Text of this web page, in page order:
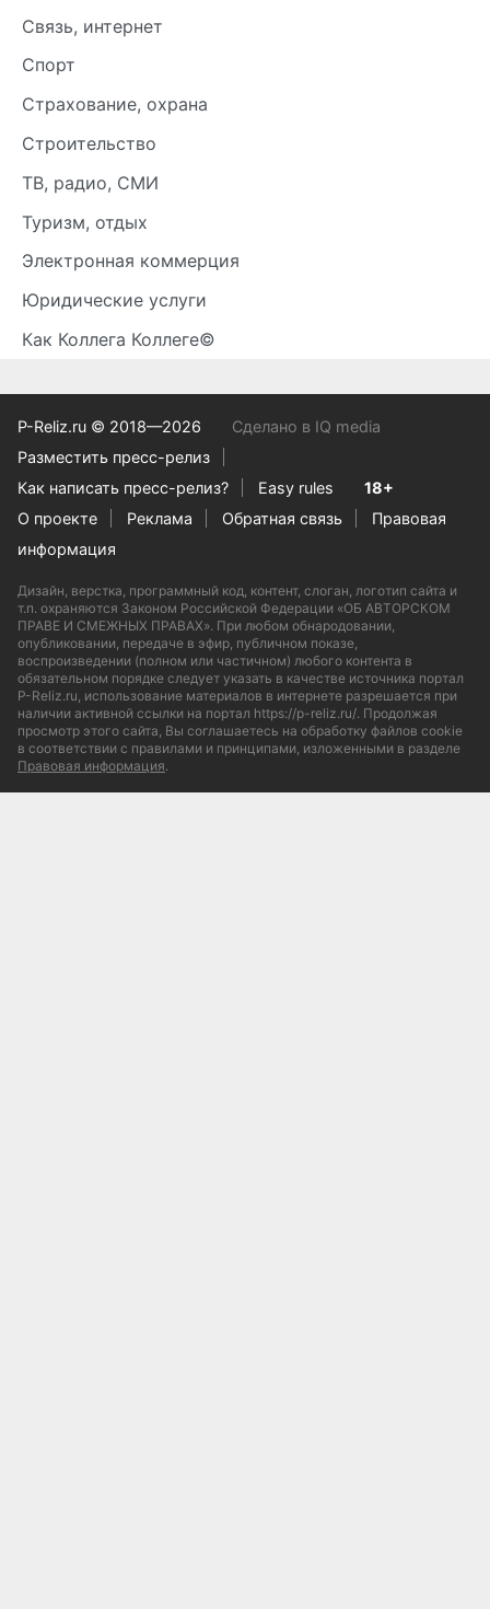
Связь, интернет
Спорт
Страхование, охрана
Строительство
ТВ, радио, СМИ
Туризм, отдых
Электронная коммерция
Юридические услуги
Как Коллега Коллеге©
P-Reliz.ru © 2018—2026
Сделано в IQ media
Разместить пресс-релиз
Как написать пресс-релиз?
Easy rules
18+
О проекте
Реклама Обратная связь
Правовая
информация
Дизайн, верстка, программный код, контент, слоган, логотип сайта и
т.п. охраняются Законом Российской Федерации «ОБ АВТОРСКОМ
ПРАВЕ И СМЕЖНЫХ ПРАВАХ». При любом обнародовании,
опубликовании, передаче в эфир, публичном показе,
воспроизведении (полном или частичном) любого контента в
обязательном порядке следует указать в качестве источника портал
P-Reliz.ru, использование материалов в интернете разрешается при
наличии активной ссылки на портал https://p-reliz.ru/. Продолжая
просмотр этого сайта, Вы соглашаетесь на обработку файлов cookie
в соответствии с правилами и принципами, изложенными в разделе
Правовая информация.